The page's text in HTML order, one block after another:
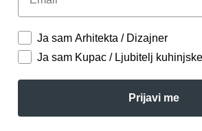
Ja sam Arhitekta / Dizajner
Ja sam Kupac / Ljubitelj
Prijavi me